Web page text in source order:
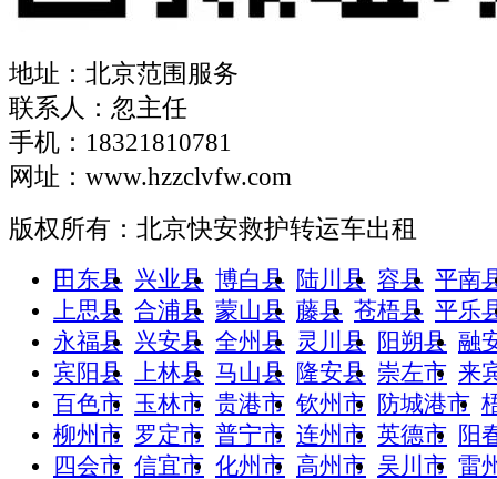
地址：北京范围服务
联系人：忽主任
手机：18321810781
网址：www.hzzclvfw.com
版权所有：北京快安救护转运车出租
田东县 兴业县 博白县 陆川县 容县 平南
上思县 合浦县 蒙山县 藤县 苍梧县 平乐
永福县 兴安县 全州县 灵川县 阳朔县 融
宾阳县
上林县 马山县 隆安县 崇左市 来
百色市 玉林市 贵港市 钦州市 防城港市
柳州市 罗定市 普宁市 连州市 英德市 阳
四会市 信宜市 化州市 高州市 吴川市 雷